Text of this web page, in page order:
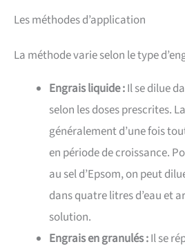
Les méthodes d’application
La méthode varie selon le type
Engrais liquide :Il se dilue
selon les doses prescrites.
généralement d’une fois
en période de croissance.
au sel d’Epsom, on peut
dans quatre litres d’eau et
solution.
Engrais en granulés :Il se